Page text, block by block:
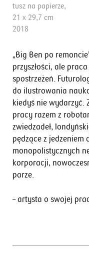
tusz na papierze,
21 x 29,7 cm
2018
„Big Ben po
przyszłości, ale
spostrzeżeń.
do ilustrowania
kiedyś nie wydarzyć.
pracy razem z
zwiedzadeł,
pędzące z
monopolistycznych
korporacji,
parze.
– artysta o swojej